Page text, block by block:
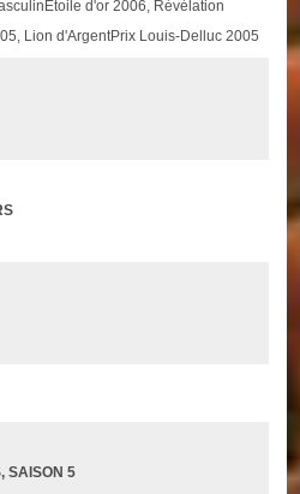
d'or 2006, Révélation
Lion d'ArgentPrix Louis-Delluc 2005
SAISON 5